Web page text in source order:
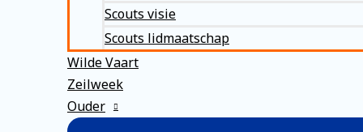
Scouts visie
Scouts lidmaatschap
Wilde Vaart
Zeilweek
Ouder